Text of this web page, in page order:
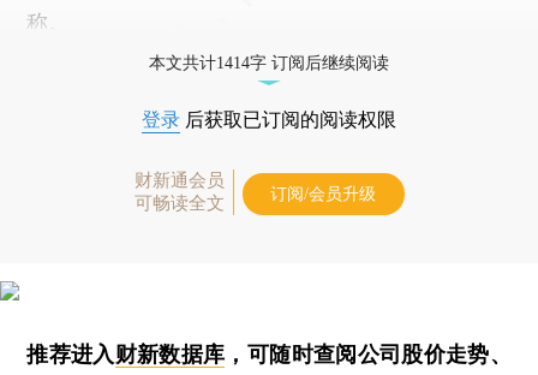
称。
本文共计1414字 订阅后继续阅读
登录 后获取已订阅的阅读权限
财新通会员
可畅读全文
订阅/会员升级
推荐进入财新数据库 ，可随时查阅公司股价走势、